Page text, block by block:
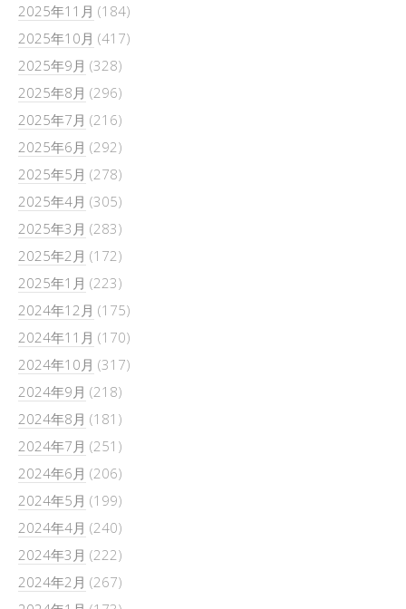
2025年11月 (184)
2025年10月 (417)
2025年9月 (328)
2025年8月 (296)
2025年7月 (216)
2025年6月 (292)
2025年5月 (278)
2025年4月 (305)
2025年3月 (283)
2025年2月 (172)
2025年1月 (223)
2024年12月 (175)
2024年11月 (170)
2024年10月 (317)
2024年9月 (218)
2024年8月 (181)
2024年7月 (251)
2024年6月 (206)
2024年5月 (199)
2024年4月 (240)
2024年3月 (222)
2024年2月 (267)